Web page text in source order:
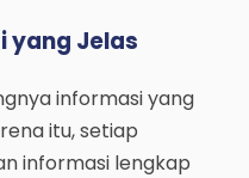
yang Jelas
informasi yang
itu, setiap
informasi lengkap